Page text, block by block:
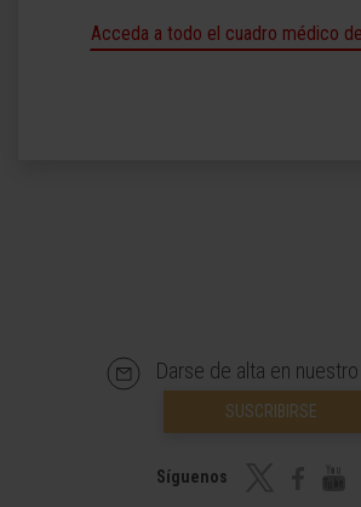
Acceda a todo el cuadro médico
Darse de alta en
SUSCRIBIRSE
Síguenos